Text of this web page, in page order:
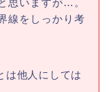
思いますが…。
線をしっかり考
は他人にしては